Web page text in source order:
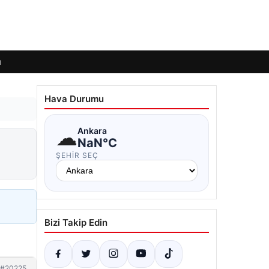
Hava Durumu
☁Ankara
NaN°C
ŞEHIR SEÇ
Bizi Takip Edin